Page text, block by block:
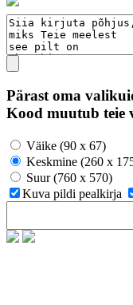
Pärast oma
Kood muutub teie
Väike (90 x 67)
Keskmine (260 x
Suur (760 x 570)
Kuva pildi pealkirja